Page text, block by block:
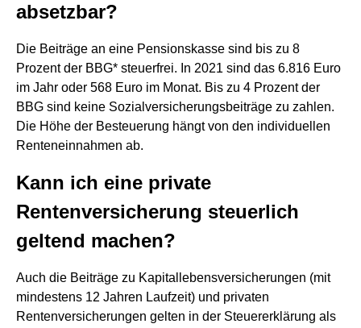
absetzbar?
Die Beiträge an eine Pensionskasse sind bis zu 8
Prozent der BBG* steuerfrei. In 2021 sind das 6.816 Euro
im Jahr oder 568 Euro im Monat. Bis zu 4 Prozent der
BBG sind keine Sozialversicherungsbeiträge zu zahlen.
Die Höhe der Besteuerung hängt von den individuellen
Renteneinnahmen ab.
Kann ich eine private
Rentenversicherung steuerlich
geltend machen?
Auch die Beiträge zu Kapitallebensversicherungen (mit
mindestens 12 Jahren Laufzeit) und privaten
Rentenversicherungen gelten in der Steuererklärung als